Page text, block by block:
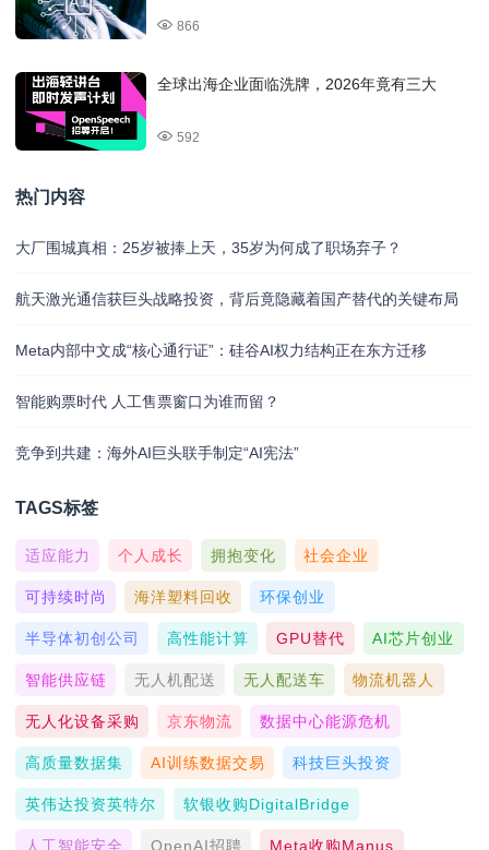
866
全球出海企业面临洗牌，2026年竟有三大
592
热门内容
大厂围城真相：25岁被捧上天，35岁为何成了职场弃子？
航天激光通信获巨头战略投资，背后竟隐藏着国产替代的关键布局
Meta内部中文成“核心通行证”：硅谷AI权力结构正在东方迁移
智能购票时代 人工售票窗口为谁而留？
竞争到共建：海外AI巨头联手制定“AI宪法”
TAGS标签
适应能力 个人成长 拥抱变化 社会企业
可持续时尚 海洋塑料回收 环保创业
半导体初创公司 高性能计算 GPU替代 AI芯片创业
智能供应链 无人机配送 无人配送车 物流机器人
无人化设备采购 京东物流 数据中心能源危机
高质量数据集 AI训练数据交易 科技巨头投资
英伟达投资英特尔 软银收购DigitalBridge
人工智能安全 OpenAI招聘 Meta收购Manus